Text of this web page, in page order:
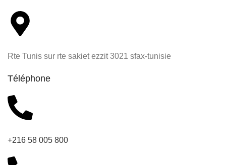
Rte Tunis sur rte sakiet ezzit 3021 sfax-tunisie
Téléphone
+216 58 005 800